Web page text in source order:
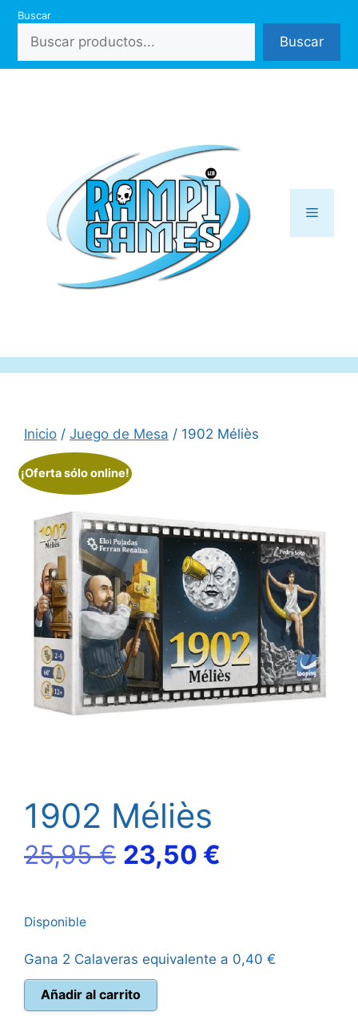
Saltar
contenido
Buscar
Buscar
Menú
Inicio / Juego de Mesa / 1902 Méliès
¡Oferta sólo online!
1902 Méliès
25,95€ El
era:
25,95 €.
23,50 €
es:
Disponible
Gana 2 Calaveras equivalente a 0,40 €
1902
Méliès
Añadir al carrito